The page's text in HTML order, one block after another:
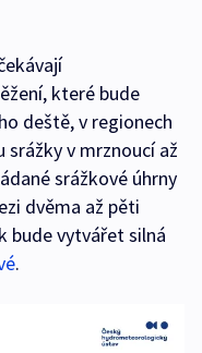
které bude
deště, v regionech
srážky v mrznoucí až
srážkové úhrny
dvěma až pěti
bude vytvářet silná
.